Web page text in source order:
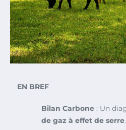
EN BREF
Bilan Carbone : Un
de gaz à effet de serre.